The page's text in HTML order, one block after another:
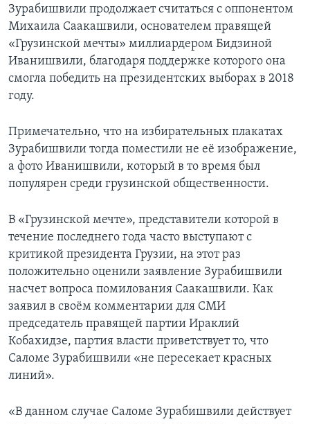
Зурабишвили продолжает считаться с оппонентом
Михаила Саакашвили, основателем правящей
«Грузинской мечты» миллиардером Бидзиной
Иванишвили, благодаря поддержке которого она
смогла победить на президентских выборах в 2018
году.
Примечательно, что на избирательных плакатах
Зурабишвили тогда поместили не её изображение,
а фото Иванишвили, который в то время был
популярен среди грузинской общественности.
В «Грузинской мечте», представители которой в
течение последнего года часто выступают с
критикой президента Грузии, на этот раз
положительно оценили заявление Зурабишвили
насчет вопроса помилования Саакашвили. Как
заявил в своём комментарии для СМИ
председатель правящей партии Ираклий
Кобахидзе, партия власти приветствует то, что
Саломе Зурабишвили «не пересекает красных
линий».
«В данном случае Саломе Зурабишвили действует